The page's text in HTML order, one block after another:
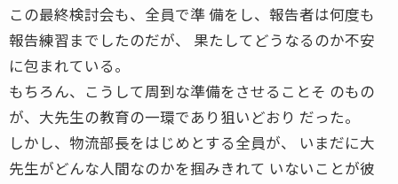
この最終検討会も、全員で準 備をし、報告者は何度も
報告練習までしたのだが、 果たしてどうなるのか不安
に包まれている。
もちろん、こうして周到な準備をさせることそ のもの
が、大先生の教育の一環であり狙いどおり だった。
しかし、物流部長をはじめとする全員が、 いまだに大
先生がどんな人間なのかを掴みきれて いないことが彼